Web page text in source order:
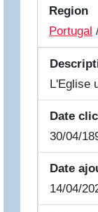
Region
Portugal
L'Eglise
Date
30/04/
Date
14/04/